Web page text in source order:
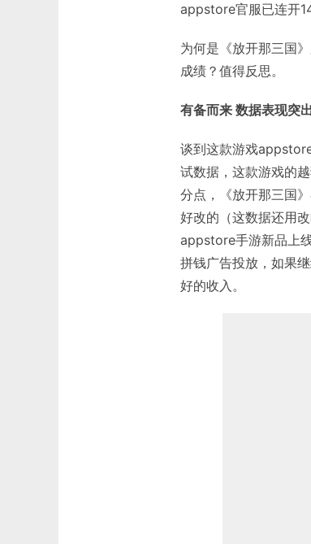
appstore官服已连开
为何是《放开那三国
成绩？值得反思。
有备而来 数据表现突
谈到这款游戏
试数据，这款游戏的
分点，《放开那三国
好改的（这数据还用
appstore手游新品上
拼钱广告投放，如果
好的收入。